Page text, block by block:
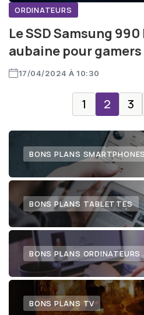
ORDINATEURS
Le SSD Samsung
aubaine pour
17/04/2024 À 10:30
1 2 3
BONS PLANS SMARTPHONES
BONS PLANS TABLETTES
BONS PLANS ORDINATEURS
BONS PLANS TV